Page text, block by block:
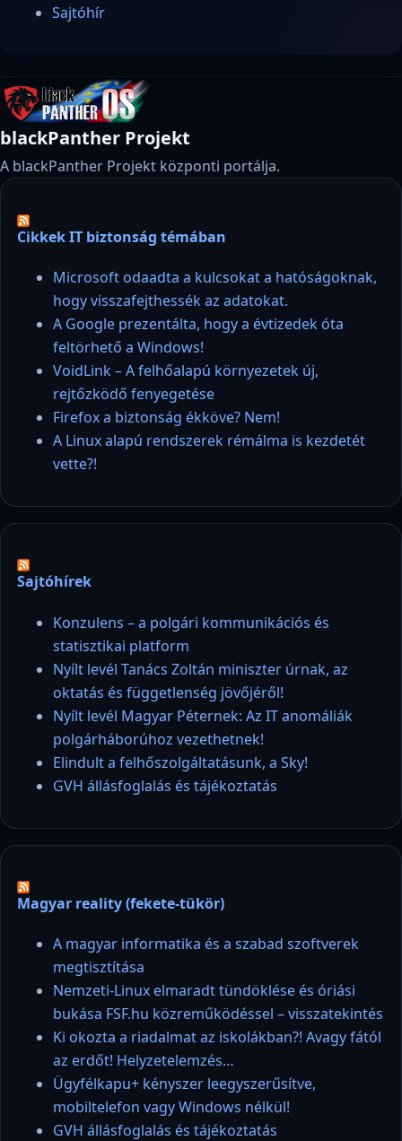
Sajtóhír
blackPanther Projekt
A blackPanther Projekt központi portálja.
Cikkek IT biztonság témában
Microsoft odaadta a kulcsokat a hatóságoknak,
hogy visszafejthessék az adatokat.
A Google prezentálta, hogy a évtizedek óta
feltörhető a Windows!
VoidLink – A felhőalapú környezetek új,
rejtőzködő fenyegetése
Firefox a biztonság ékköve? Nem!
A Linux alapú rendszerek rémálma is kezdetét
vette?!
Sajtóhírek
Konzulens – a polgári kommunikációs és
statisztikai platform
Nyílt levél Tanács Zoltán miniszter úrnak, az
oktatás és függetlenség jövőjéről!
Nyílt levél Magyar Péternek: Az IT anomáliák
polgárháborúhoz vezethetnek!
Elindult a felhőszolgáltatásunk, a Sky!
GVH állásfoglalás és tájékoztatás
Magyar reality (fekete-tükör)
A magyar informatika és a szabad szoftverek
megtisztítása
Nemzeti-Linux elmaradt tündöklése és óriási
bukása FSF.hu közreműködéssel – visszatekintés
Ki okozta a riadalmat az iskolákban?! Avagy fától
az erdőt! Helyzetelemzés…
Ügyfélkapu+ kényszer leegyszerűsítve,
mobiltelefon vagy Windows nélkül!
GVH állásfoglalás és tájékoztatás